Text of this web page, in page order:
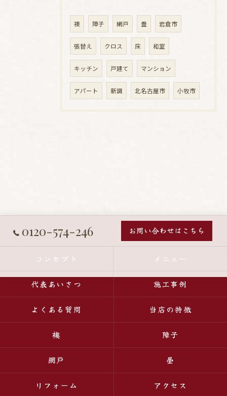
襖 障子 網戸 畳 岩倉市
張替え クロス 床 和室
キッチン 戸建て マンション
アパート 新調 北名古屋市 小牧市
0120-574-246 お問い合わせはこちら
コンセプト メニュー
代表あいさつ 施工事例
よくある質問 当店の特徴
襖 障子
網戸 畳
リフォーム アクセス